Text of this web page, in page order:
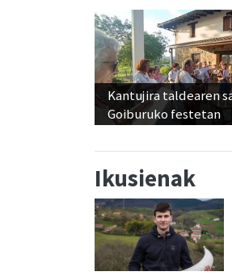
Kantujira taldearen
Goiburuko festetan
Ikusienak